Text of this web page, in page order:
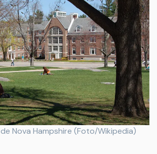
Nova Hampshire (Foto/Wikipedia)